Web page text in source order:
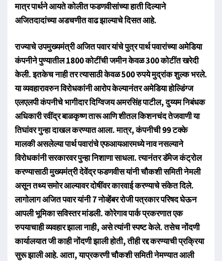
मात्र पार्थने आयते कोलीत फडणवीसांच्या हाती दिल्याने
अजितदादांच्या अडचणीत वाढ झाल्याचे दिसत आहे.
राज्याचे उपमुख्यमंत्री अजित पवार यांचे पुत्र पार्थ पवारांच्या अमेडिया
कंपनीने पुण्यातील 1800 कोटींची जमीन केवळ 300 कोटींत खरेदी
केली. इतकेच नाही तर त्यासाठी केवळ 500 रुपये मुद्रांक शुल्क भरले.
या व्यवहारावरुन विरोधकांनी आरोप केल्यानंतर अमेडिया होल्डिंग्ज
एलएलपी कंपनीचे भागीदार दिग्विजय अमरसिंह पाटील, दुय्यम निबंधक
अधिकारी रवींद्र बाळकृष्ण तारू आणि शीतल किशनचंद तेजवाणी या
तिघांवर गुन्हा दाखल करण्यात आला. मात्र, कंपनीची 99 टक्के
मालकी असलेल्या पार्थ पवारांचे एफआयआरमध्ये नाव नसल्याने
विरोधकांनी सरकारवर पुन्हा निशाणा साधला. त्यानंतर डॅमेज कंट्रोल
करण्यासाठी मुख्यमंत्री देवेंद्र फडणवीस यांनी चौकशी समिती नेमली
असून तथ्य समोर आल्यावर दोषींवर कारवाई करण्याचे संकेत दिले.
लागोलाग अजित पवार यांनी 7 नोव्हेंबर रोजी पत्रकार परिषद घेऊन
आपली भूमिका सविस्तर मांडली. कोरेगाव पार्क प्रकरणात एक
रुपयाचाही व्यवहार झाला नाही, असे त्यांनी स्पष्ट केले. तसेच नोंदणी
कार्यालयात जी काही नोंदणी झाली होती, तीही रद्द करण्याची प्रक्रिया
सुरू झाली आहे. आता, याप्रकरणी चौकशी समिती नेमण्यात आली